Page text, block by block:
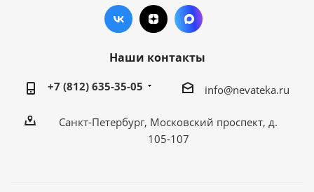
Наши контакты
+7 (812) 635-35-05 info@nevateka.ru
Санкт-Петербург, Московский проспект, д.
105-107